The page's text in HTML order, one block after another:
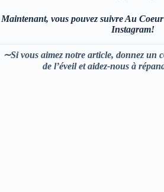
Maintenant, vous pouvez suivre Au
Instagram!
∼Si vous aimez notre article, donnez un
de l’éveil et aidez-nous à